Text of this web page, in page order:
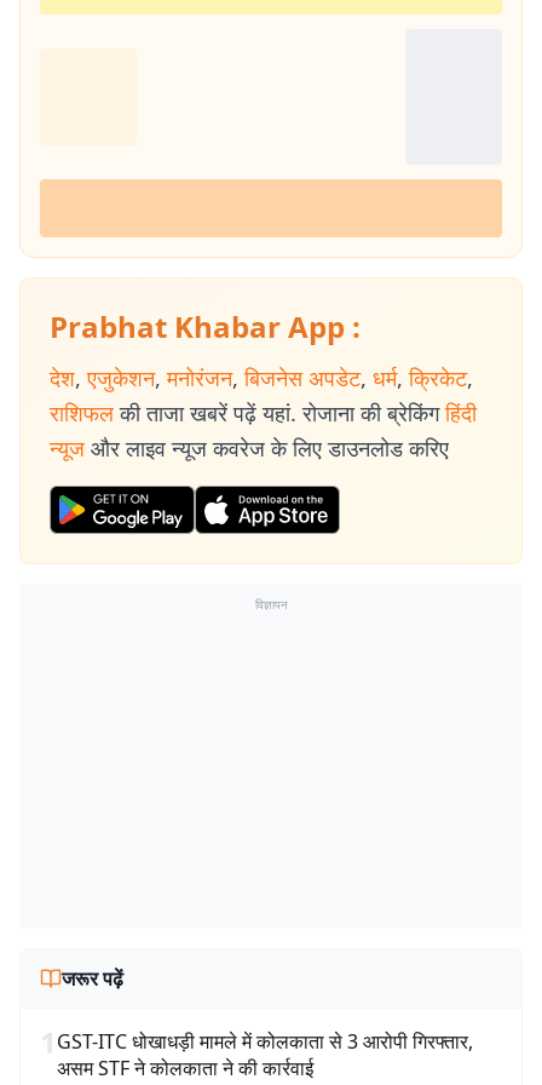
Prabhat Khabar App :
देश, एजुकेशन, मनोरंजन, बिजनेस अपडेट, धर्म, क्रिकेट,
राशिफल की ताजा खबरें पढ़ें यहां. रोजाना की ब्रेकिंग हिंदी
न्यूज और लाइव न्यूज कवरेज के लिए डाउनलोड करिए
विज्ञापन
जरूर पढ़ें
1 GST-ITC धोखाधड़ी मामले में कोलकाता से 3 आरोपी गिरफ्तार,
असम STF ने कोलकाता ने की कार्रवाई